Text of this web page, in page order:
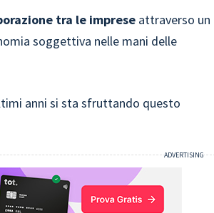
tra le imprese attraverso un
soggettiva nelle mani delle
anni si sta sfruttando questo